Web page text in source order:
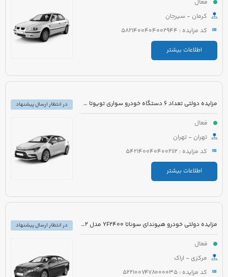
فعال
کرمان - سیرجان
کد مزایده : 5821400404002944
اطلاعات بیشتر
مزایده دولتی تعداد 6 دستگاه خودرو سواری تویوتا کرولا PIONEER هیبرید 1800cc مدل 2023
فعال
تهران - تهران
کد مزایده : 5421400404002112
اطلاعات بیشتر
در انتظار ارسال پیشنهاد
مزایده دولتی خودرو هیوندای سوناتا YF2400 مدل 2012 رنگ سفید متالیک
فعال
مرکزی - اراک
کد مزایده : 5221007478000035
در انتظار ارسال پیشنهاد